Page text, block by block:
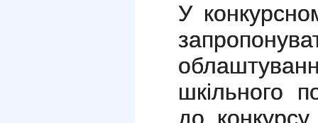
У
шкільного